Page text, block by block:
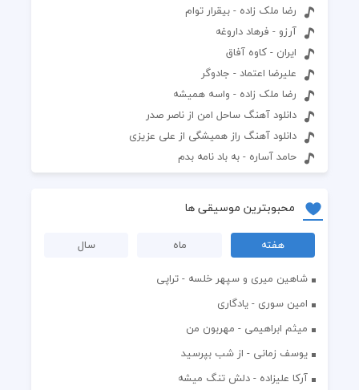
رضا ملک زاده - بیقرار توام
آرزو - فرهاد داروغه
ایران - کاوه آفاق
علیرضا اعتماد - جادوگر
رضا ملک زاده - واسه همیشه
دانلود آهنگ ساحل امن از ناصر صدر
دانلود آهنگ راز همیشگی از علی عزیزی
حامد آساره - به باد نامه بدم
محبوبترین موسیقی ها
هفته ماه
سال
شاهین میری و سپهر خلسه - تراپی
امین سوری - یادگاری
میثم ابراهیمی - مهربون من
یوسف زمانی - از شب بپرسید
آرکا علیزاده - دلش تنگ میشه